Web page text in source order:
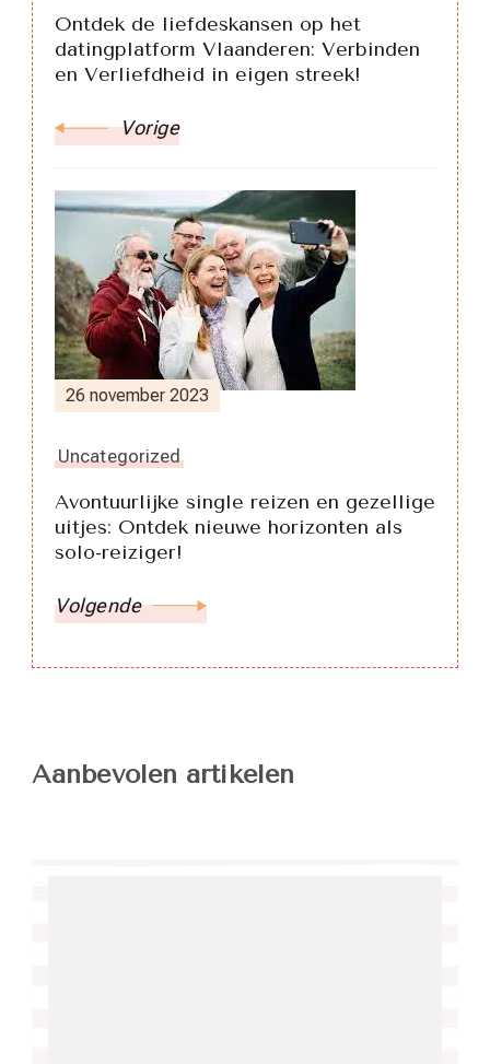
Ontdek de liefdeskansen op het
datingplatform Vlaanderen: Verbinden
en Verliefdheid in eigen streek!
Vorige
26 november 2023
Uncategorized
Avontuurlijke single reizen en gezellige
uitjes: Ontdek nieuwe horizonten als
solo-reiziger!
Volgende
Aanbevolen artikelen